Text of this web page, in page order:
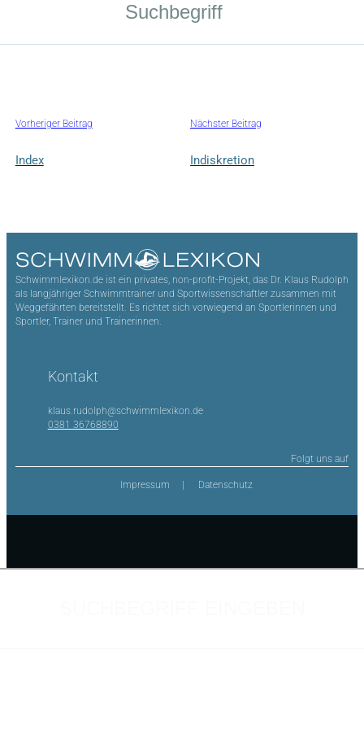
Vorheriger Beitrag
Index
Nächster Beitrag
Indiskretion
Schwimmlexikon.de ist ein privates, non-profit-Projekt, das Dr. Klaus Rudolph
als langjähriger Schwimmtrainer und Sportwissenschaftler zusammen mit
Weggefährten bereitstellt. Es richtet sich vorwiegend an Sportlerinnen und
Sportler, Trainer und Trainerinnen.
Kontakt
klaus.rudolph@schwimmlexikon.de
0381 36768890
Folgt uns auf
Impressum Datenschutz